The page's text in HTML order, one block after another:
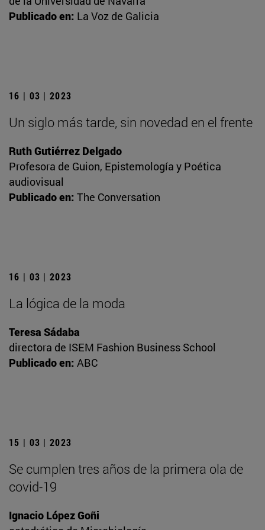
Publicado en: La Voz de Galicia
16 | 03 | 2023
Un siglo más tarde, sin novedad en el frente
Ruth Gutiérrez Delgado
Profesora de Guion, Epistemología y Poética
audiovisual
Publicado en: The Conversation
16 | 03 | 2023
La lógica de la moda
Teresa Sádaba
directora de ISEM Fashion Business School
Publicado en: ABC
15 | 03 | 2023
Se cumplen tres años de la primera ola de
covid-19
Ignacio López Goñi